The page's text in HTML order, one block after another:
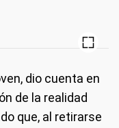
dio cuenta en
de la realidad
que, al retirarse